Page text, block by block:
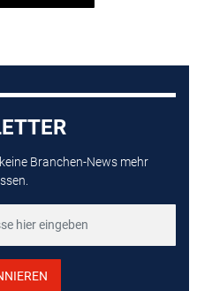
Branchen-News mehr